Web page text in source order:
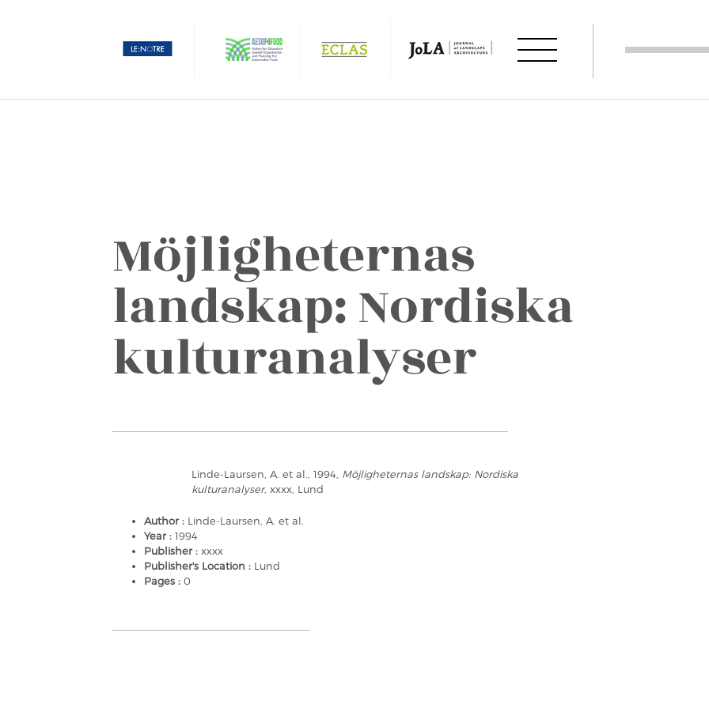
Möjligheternas
landskap: Nordiska
kulturanalyser
Linde-Laursen, A. et al., 1994, Möjligheternas landskap: Nordiska
kulturanalyser, xxxx, Lund
Author : Linde-Laursen, A. et al.
Year : 1994
Publisher : xxxx
Publisher's Location : Lund
Pages : 0